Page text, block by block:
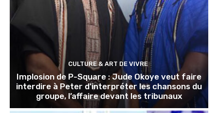
CULTURE & ART DE VIVRE
Implosion de P-Square : Jude Okoye veut faire
interdire à Peter d’interpréter les chansons du
groupe, l’affaire devant les tribunaux